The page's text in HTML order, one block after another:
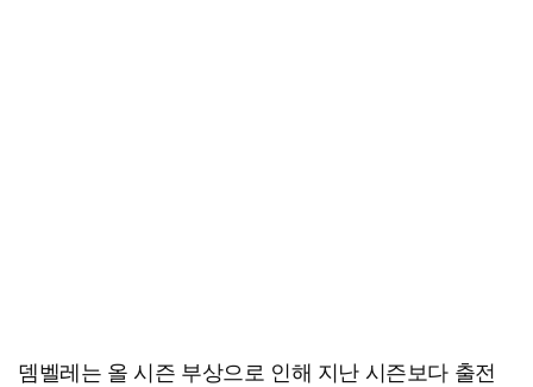
뎀벨레는 올 시즌 부상으로 인해 지난 시즌보다 출전